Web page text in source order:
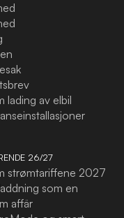
lading av elbil
26/27
strømtariffene 2027
som en
affär